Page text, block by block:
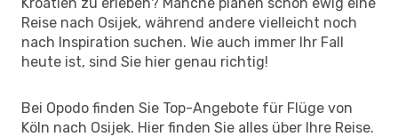
Reise nach Osijek, während andere vielleicht noch
nach Inspiration suchen. Wie auch immer Ihr Fall
heute ist, sind Sie hier genau richtig!
Bei Opodo finden Sie Top-Angebote für Flüge von
Köln nach Osijek. Hier finden Sie alles über Ihre Reise.